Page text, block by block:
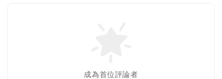
成為首位評論者